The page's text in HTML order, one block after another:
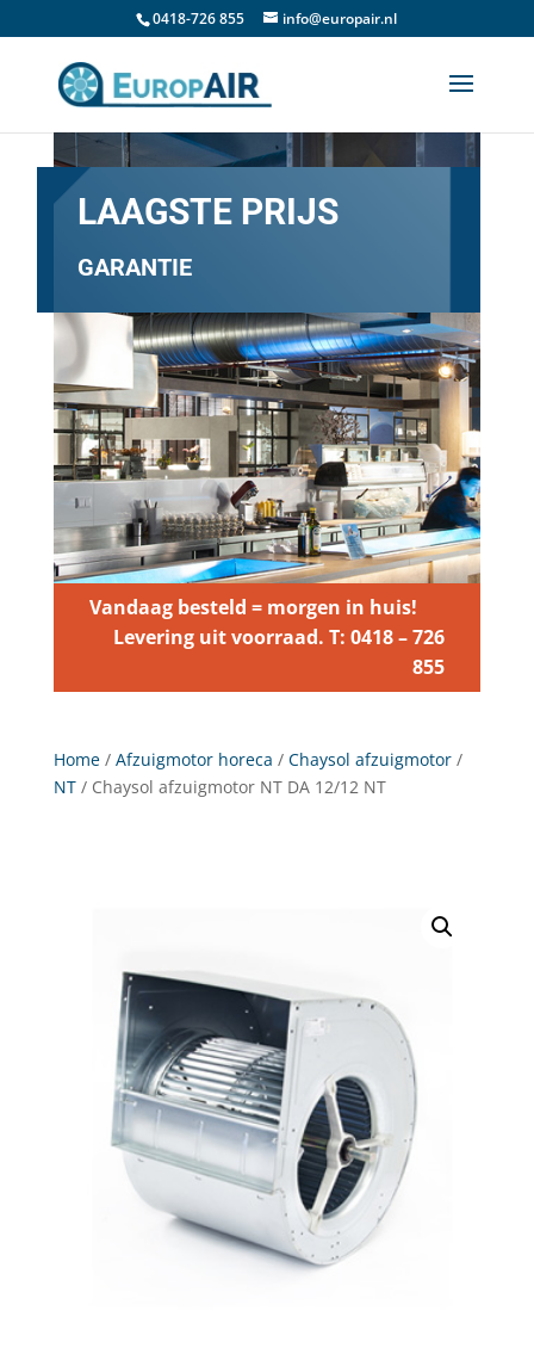
0418-726 855 info@europair.nl
LAAGSTE PRIJS
GARANTIE
Vandaag besteld = morgen in huis!
Levering uit voorraad. T: 0418 – 726
855
Home/ Afzuigmotor horeca / Chaysol afzuigmotor/
NT/ Chaysol afzuigmotor NT DA 12/12 NT